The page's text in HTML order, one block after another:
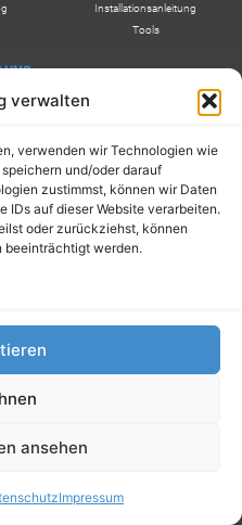
verwalten
verwenden wir Technologien wie
und/oder darauf
zustimmst, können wir Daten
IDs auf dieser Website verarbeiten.
oder zurückziehst, können
beeinträchtigt werden.
ansehen
Impressum
Installationsanleitung
Tools
UNS
4
Rauxel